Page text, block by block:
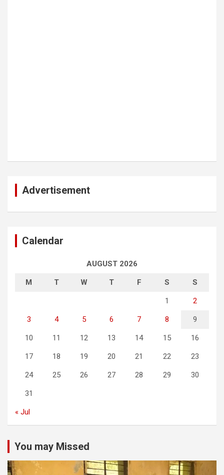
Advertisement
Calendar
AUGUST 2026
M T W T F S S
1 2
3 4 5 6 7 8 9
10 11 12 13 14 15 16
17 18 19 20 21 22 23
24 25 26 27 28 29 30
31
« Jul
You may Missed